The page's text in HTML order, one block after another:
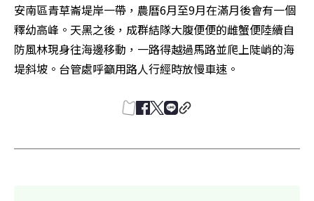
安南區青草崙堤岸一帶，農曆6月至9月在滿月後會有一個
釋幼高峰。天黑之後，成群結隊大腹便便的雌蟹便陸續自
防風林現身往海邊移動，一路得越過馬路並爬上陡峭的海
堤斜坡。台管處呼籲用路人行經時放慢車速。